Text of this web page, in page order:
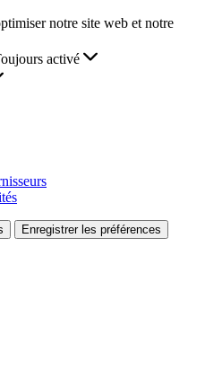
notre site web et notre
activé
Enregistrer les préférences